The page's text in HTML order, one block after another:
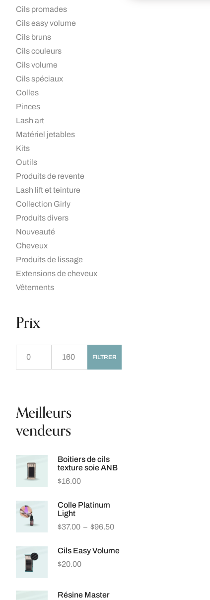
Cils promades
Cils easy volume
Cils bruns
Cils couleurs
Cils volume
Cils spéciaux
Colles
Pinces
Lash art
Matériel jetables
Kits
Outils
Produits de revente
Lash lift et teinture
Collection Girly
Produits divers
Nouveauté
Cheveux
Produits de lissage
Extensions de cheveux
Vêtements
Prix
FILTRER
Meilleurs
vendeurs
Boitiers de cils
texture soie ANB
$16.00
Colle Platinum
Light
$37.00 – $96.50
Cils Easy Volume
$20.00
Résine Master